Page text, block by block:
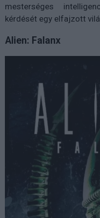
mesterséges
kérdését egy elfajzott
Alien: Falanx